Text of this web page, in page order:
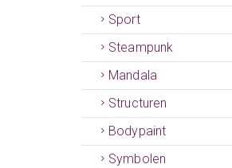
Sport
Steampunk
Mandala
Structuren
Bodypaint
Symbolen